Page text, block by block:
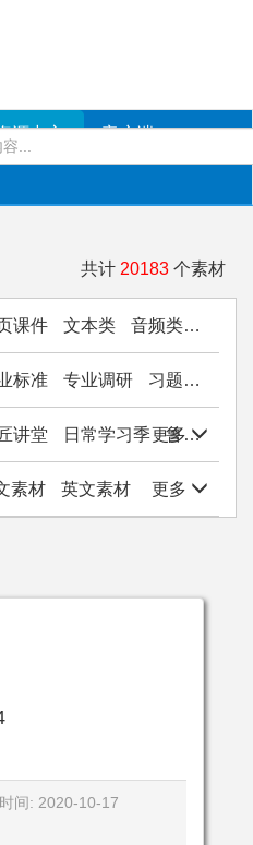
源中心 客户端
共计 20183 个素材
课件 文本类 音频类
标准 专业调研 习题作业
更多
讲堂 日常学习季 鲁西南民间织锦
更多
素材 英文素材
时间: 2020-10-17